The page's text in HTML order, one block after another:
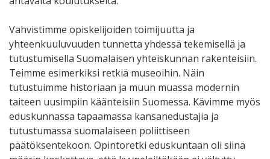
Vahvistimme opiskelijoiden toimijuutta ja
yhteenkuuluvuuden tunnetta yhdessä tekemisellä ja
tutustumisella Suomalaisen yhteiskunnan rakenteisiin.
Teimme esimerkiksi retkiä museoihin. Näin
tutustuimme historiaan ja muun muassa modernin
taiteen uusimpiin käänteisiin Suomessa. Kävimme myös
eduskunnassa tapaamassa kansanedustajia ja
tutustumassa suomalaiseen poliittiseen
päätöksentekoon. Opintoretki eduskuntaan oli siinä